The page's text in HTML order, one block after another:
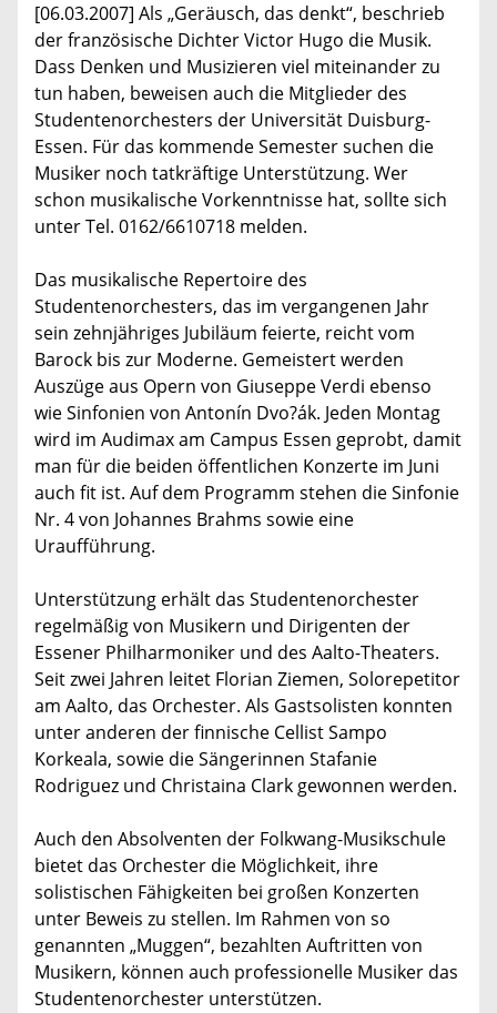
[06.03.2007] Als „Geräusch, das denkt“, beschrieb
der französische Dichter Victor Hugo die Musik.
Dass Denken und Musizieren viel miteinander zu
tun haben, beweisen auch die Mitglieder des
Studentenorchesters der Universität Duisburg-
Essen. Für das kommende Semester suchen die
Musiker noch tatkräftige Unterstützung. Wer
schon musikalische Vorkenntnisse hat, sollte sich
unter Tel. 0162/6610718 melden.
Das musikalische Repertoire des
Studentenorchesters, das im vergangenen Jahr
sein zehnjähriges Jubiläum feierte, reicht vom
Barock bis zur Moderne. Gemeistert werden
Auszüge aus Opern von Giuseppe Verdi ebenso
wie Sinfonien von Antonín Dvo?ák. Jeden Montag
wird im Audimax am Campus Essen geprobt, damit
man für die beiden öffentlichen Konzerte im Juni
auch fit ist. Auf dem Programm stehen die Sinfonie
Nr. 4 von Johannes Brahms sowie eine
Uraufführung.
Unterstützung erhält das Studentenorchester
regelmäßig von Musikern und Dirigenten der
Essener Philharmoniker und des Aalto-Theaters.
Seit zwei Jahren leitet Florian Ziemen, Solorepetitor
am Aalto, das Orchester. Als Gastsolisten konnten
unter anderen der finnische Cellist Sampo
Korkeala, sowie die Sängerinnen Stafanie
Rodriguez und Christaina Clark gewonnen werden.
Auch den Absolventen der Folkwang-Musikschule
bietet das Orchester die Möglichkeit, ihre
solistischen Fähigkeiten bei großen Konzerten
unter Beweis zu stellen. Im Rahmen von so
genannten „Muggen“, bezahlten Auftritten von
Musikern, können auch professionelle Musiker das
Studentenorchester unterstützen.